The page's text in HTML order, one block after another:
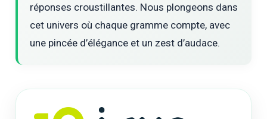
réponses croustillantes. Nous plongeons dans
cet univers où chaque gramme compte, avec
une pincée d’élégance et un zest d’audace.